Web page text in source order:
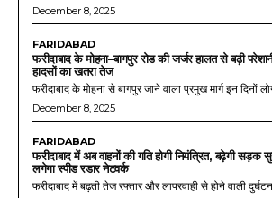
December 8, 2025
FARIDABAD
फरीदाबाद के मोहना–बागपुर रोड की जर्जर हालत से बढ़ी
हादसों का खतरा तेज
फरीदाबाद के मोहना से बागपुर जाने वाला प्रमुख मार्ग इन दिनों
December 8, 2025
FARIDABAD
फरीदाबाद में अब वाहनों की गति होगी नियंत्रित, बढ़ेगी सड़क
लगेगा स्पीड रडार नेटवर्क
फरीदाबाद में बढ़ती तेज रफ्तार और लापरवाही से होने वाली